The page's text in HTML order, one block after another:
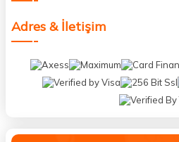
Adres & İletişim